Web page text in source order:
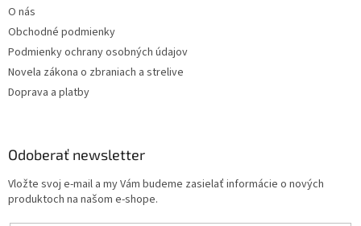
O nás
Obchodné podmienky
Podmienky ochrany osobných údajov
Novela zákona o zbraniach a strelive
Doprava a platby
Odoberať newsletter
Vložte svoj e-mail a my Vám budeme zasielať informácie o nových
produktoch na našom e-shope.